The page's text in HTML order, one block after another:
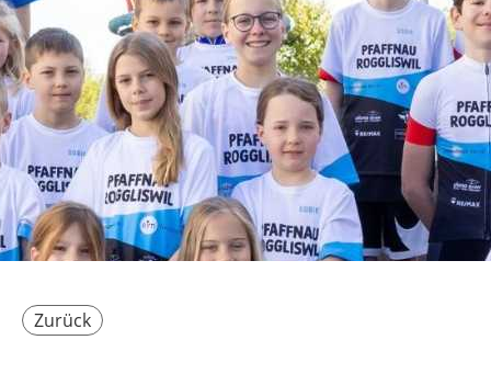
Zurück